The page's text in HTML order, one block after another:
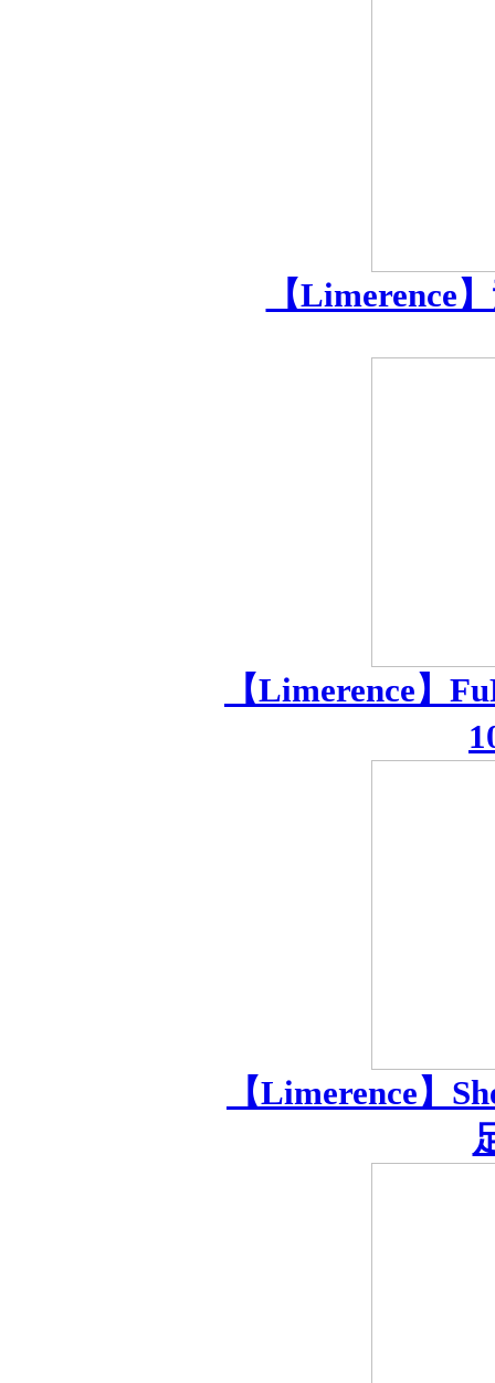
【Limerence
【Limerence】
【Limerence】